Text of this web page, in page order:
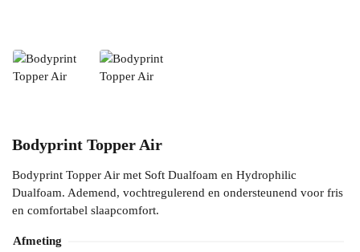
Bodyprint Topper Air
Bodyprint Topper Air met Soft Dualfoam en Hydrophilic
Dualfoam. Ademend, vochtregulerend en ondersteunend voor fris
en comfortabel slaapcomfort.
Afmeting